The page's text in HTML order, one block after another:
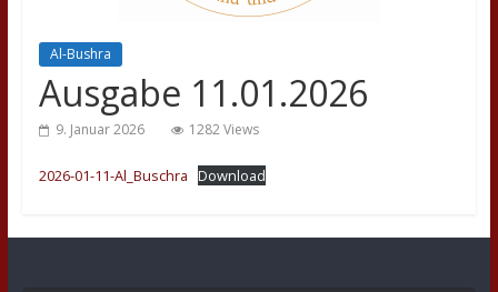
Al-Bushra
Ausgabe 11.01.2026
9. Januar 2026 1282 Views
2026-01-11-Al_Buschra Download